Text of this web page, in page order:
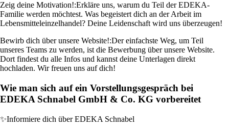
Zeig deine Motivation!:Erkläre uns, warum du Teil der EDEKA-
Familie werden möchtest. Was begeistert dich an der Arbeit im
Lebensmitteleinzelhandel? Deine Leidenschaft wird uns überzeugen!
Bewirb dich über unsere Website!:Der einfachste Weg, um Teil
unseres Teams zu werden, ist die Bewerbung über unsere Website.
Dort findest du alle Infos und kannst deine Unterlagen direkt
hochladen. Wir freuen uns auf dich!
Wie man sich auf ein Vorstellungsgespräch bei
EDEKA Schnabel GmbH & Co. KG vorbereitet
✨Informiere dich über EDEKA Schnabel